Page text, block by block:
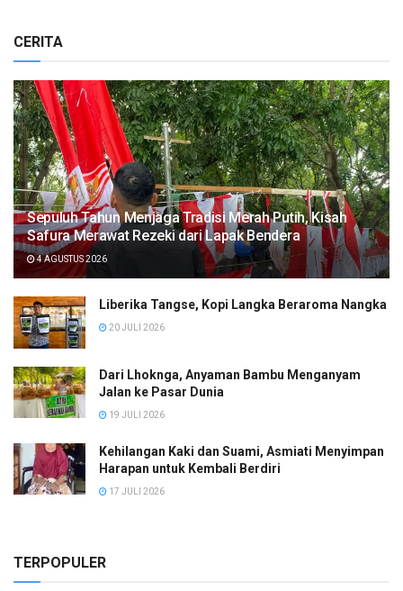
CERITA
Sepuluh Tahun Menjaga Tradisi Merah Putih, Kisah
Safura Merawat Rezeki dari Lapak Bendera
4 AGUSTUS 2026
Liberika Tangse, Kopi Langka Beraroma Nangka
20 JULI 2026
Dari Lhoknga, Anyaman Bambu Menganyam
Jalan ke Pasar Dunia
19 JULI 2026
Kehilangan Kaki dan Suami, Asmiati Menyimpan
Harapan untuk Kembali Berdiri
17 JULI 2026
TERPOPULER